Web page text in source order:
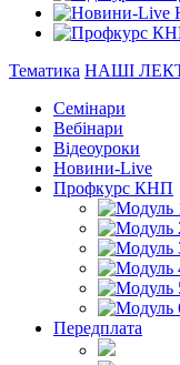
Тематика НАШІ
Семінари
Вебінари
Відеоуроки
Новини-Live
Профкурс КНП
Передплата